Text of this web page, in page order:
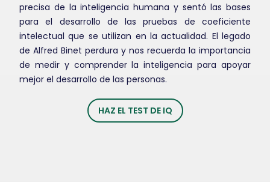
precisa de la inteligencia humana y sentó las bases
para el desarrollo de las pruebas de coeficiente
intelectual que se utilizan en la actualidad. El legado
de Alfred Binet perdura y nos recuerda la importancia
de medir y comprender la inteligencia para apoyar
mejor el desarrollo de las personas.
HAZ EL TEST DE IQ